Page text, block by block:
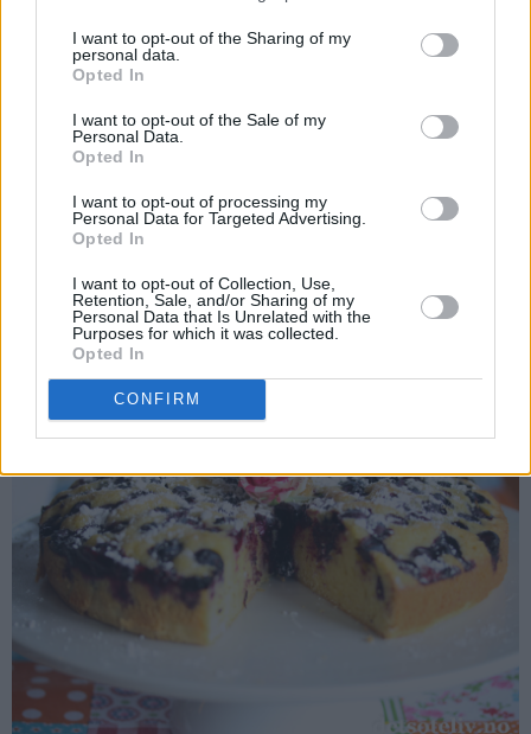
I want to opt-out of the Sharing of my
personal data.
Opted In
I want to opt-out of the Sale of my
Personal Data.
Opted In
I want to opt-out of processing my
Personal Data for Targeted Advertising.
Opted In
I want to opt-out of Collection, Use,
Retention, Sale, and/or Sharing of my
Personal Data that Is Unrelated with the
Purposes for which it was collected.
Opted In
CONFIRM
Kos deg - og se gjerne innom bloggen igjen snart!